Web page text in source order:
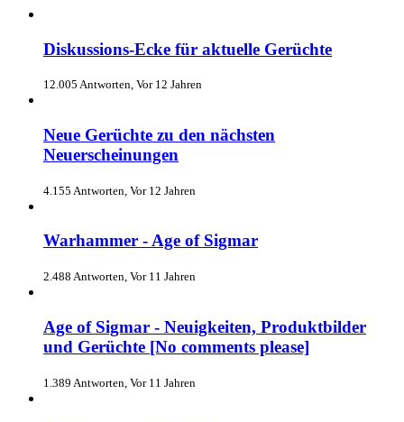
Diskussions-Ecke für aktuelle Gerüchte
12.005 Antworten, Vor 12 Jahren
Neue Gerüchte zu den nächsten
Neuerscheinungen
4.155 Antworten, Vor 12 Jahren
Warhammer - Age of Sigmar
2.488 Antworten, Vor 11 Jahren
Age of Sigmar - Neuigkeiten, Produktbilder
und Gerüchte [No comments please]
1.389 Antworten, Vor 11 Jahren